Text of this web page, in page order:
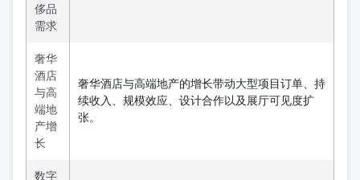
侈品
需求
奢华
酒店
与高
端地
产增
长
奢华酒店与高端地产的增长带动大型项目订单、持
续收入、规模效应、设计合作以及展厅可见度扩
张。
数字